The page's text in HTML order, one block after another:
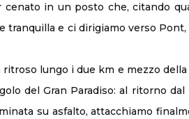
cenato in un posto che, citando
tranquilla e ci dirigiamo verso Pont,
lungo i due km e mezzo della
del Gran Paradiso: al ritorno dal
su asfalto, attacchiamo